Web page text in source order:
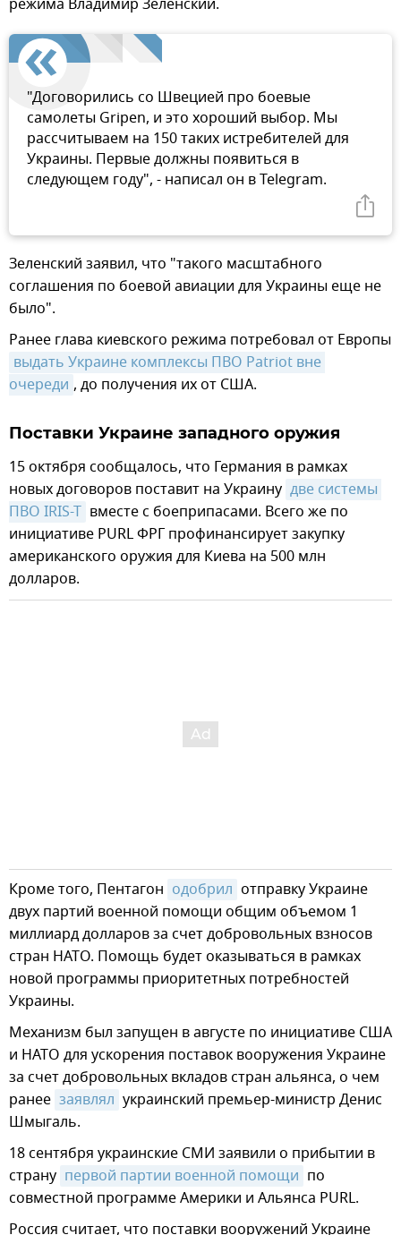
режима Владимир Зеленский.
"Договорились со Швецией про боевые
самолеты Gripen, и это хороший выбор. Мы
рассчитываем на 150 таких истребителей для
Украины. Первые должны появиться в
следующем году", - написал он в Telegram.
Зеленский заявил, что "такого масштабного
соглашения по боевой авиации для Украины еще не
было".
Ранее глава киевского режима потребовал от Европы
выдать Украине комплексы ПВО Patriot вне
очереди , до получения их от США.
Поставки Украине западного оружия
15 октября сообщалось, что Германия в рамках
новых договоров поставит на Украину две системы
ПВО IRIS-T вместе с боеприпасами. Всего же по
инициативе PURL ФРГ профинансирует закупку
американского оружия для Киева на 500 млн
долларов.
Кроме того, Пентагон одобрил отправку Украине
двух партий военной помощи общим объемом 1
миллиард долларов за счет добровольных взносов
стран НАТО. Помощь будет оказываться в рамках
новой программы приоритетных потребностей
Украины.
Механизм был запущен в августе по инициативе США
и НАТО для ускорения поставок вооружения Украине
за счет добровольных вкладов стран альянса, о чем
ранее заявлял украинский премьер-министр Денис
Шмыгаль.
18 сентября украинские СМИ заявили о прибытии в
страну первой партии военной помощи по
совместной программе Америки и Альянса PURL.
Россия считает, что поставки вооружений Украине